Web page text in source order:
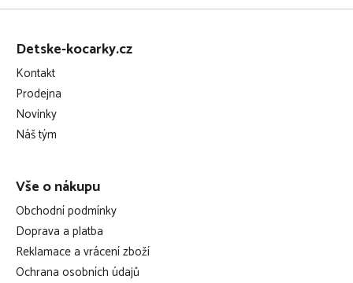
Z
Detske-kocarky.cz
Kontakt
Prodejna
Novinky
Náš tým
Vše o nákupu
Obchodní podmínky
Doprava a platba
Reklamace a vrácení zboží
Ochrana osobních údajů